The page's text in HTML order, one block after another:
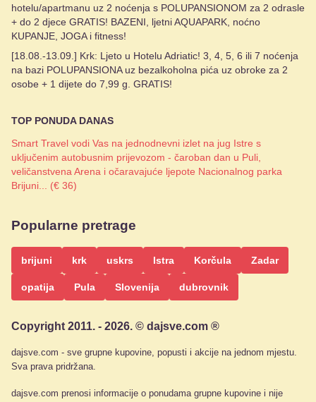
hotelu/apartmanu uz 2 noćenja s POLUPANSIONOM za 2 odrasle
+ do 2 djece GRATIS! BAZENI, ljetni AQUAPARK, noćno
KUPANJE, JOGA i fitness!
[18.08.-13.09.] Krk: Ljeto u Hotelu Adriatic! 3, 4, 5, 6 ili 7 noćenja
na bazi POLUPANSIONA uz bezalkoholna pića uz obroke za 2
osobe + 1 dijete do 7,99 g. GRATIS!
TOP PONUDA DANAS
Smart Travel vodi Vas na jednodnevni izlet na jug Istre s
uključenim autobusnim prijevozom - čaroban dan u Puli,
veličanstvena Arena i očaravajuće ljepote Nacionalnog parka
Brijuni... (€ 36)
Popularne pretrage
brijuni krk uskrs Istra Korčula Zadar
opatija Pula Slovenija dubrovnik
Copyright 2011. - 2026. © dajsve.com ®
dajsve.com - sve grupne kupovine, popusti i akcije na jednom mjestu.
Sva prava pridržana.
dajsve.com prenosi informacije o ponudama grupne kupovine i nije